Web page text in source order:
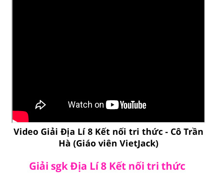
Video Giải Địa Lí 8 Kết nối tri thức - Cô Trần
Hà (Giáo viên VietJack)
Giải sgk Địa Lí 8 Kết nối tri thức